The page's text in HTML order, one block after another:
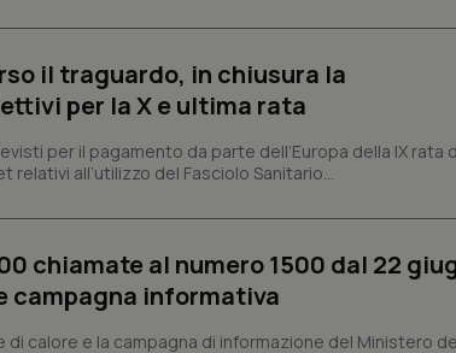
il traguardo, in chiusura la
per la X e ultima rata
per il pagamento da parte dell’Europa della IX rata
all’utilizzo del Fasciolo Sanitario...
chiamate al numero 1500 dal 22
campagna informativa
calore e la campagna di informazione del Ministero
settimane
Script.com per ricordare le
dei cookie di Cookie-Script.com
correttamente.
4
2 giorni
Questo cookie è impostato
2 giorni
LLC
1 anno 1
mese
Questo nome di cookie è
Universal Analytics, che è un
significativo del servizio di
utilizzato da Google. Questo
generato in modo casuale come